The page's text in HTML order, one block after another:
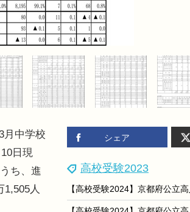
シェア
高校受験2023
中学校
日現
ち、進
1,505人